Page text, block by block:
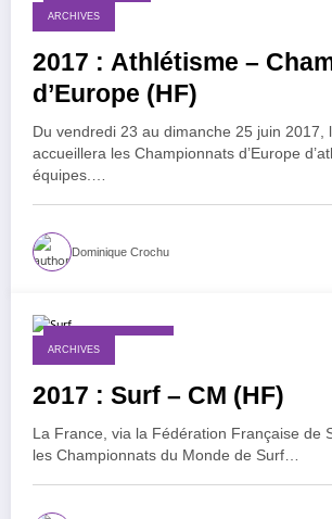
ARCHIVES
2017 : Athlétisme –
d’Europe (HF)
Du vendredi 23 au dimanche 25 juin 2017,
accueillera les Championnats d’Europe
équipes.…
Dominique Crochu
30 septembre 2016
ARCHIVES
2017 : Surf – CM (HF)
La France, via la Fédération Française de
les Championnats du Monde de Surf…